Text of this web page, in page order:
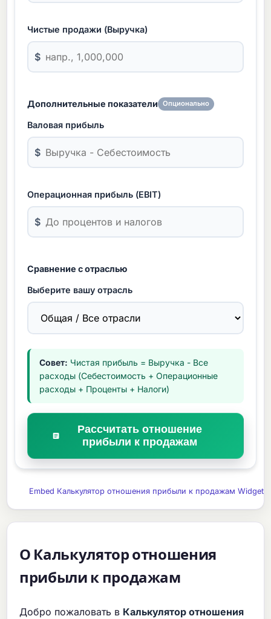
Чистые продажи (Выручка)
$
Дополнительные показатели Опционально
Валовая прибыль
$
Операционная прибыль (EBIT)
$
Сравнение с отраслью
Выберите вашу отрасль
Совет: Чистая прибыль = Выручка - Все
расходы (Себестоимость + Операционные
расходы + Проценты + Налоги)
Рассчитать отношение
прибыли к продажам
Embed Калькулятор отношения прибыли к продажам Widget
О Калькулятор отношения
прибыли к продажам
Добро пожаловать в Калькулятор отношения